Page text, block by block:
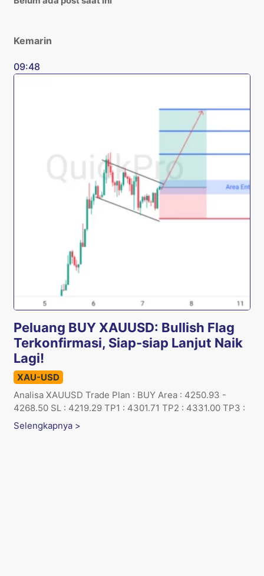
Kemarin
09:48
Peluang BUY XAUUSD: Bullish Flag
Terkonfirmasi, Siap-siap Lanjut Naik
Lagi!
XAU-USD
Analisa XAUUSD Trade Plan : BUY Area : 4250.93 -
4268.50 SL : 4219.29 TP1 : 4301.71 TP2 : 4331.00 TP3 :
Selengkapnya >